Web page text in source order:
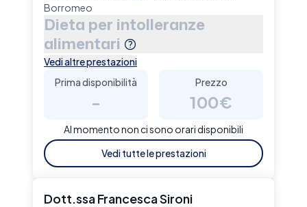
Borromeo
Dieta per intolleranze
alimentari
Vedi altre prestazioni
Prima disponibilità
-
Prezzo
100€
Al momento non ci sono orari disponibili
Vedi tutte le prestazioni
Dott.ssa Francesca Sironi